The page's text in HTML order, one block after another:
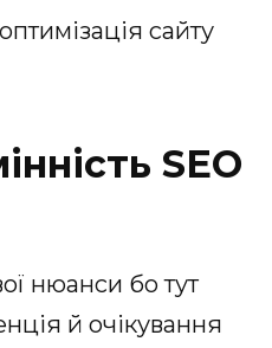
сайту
SEO
нюанси бо тут
й очікування